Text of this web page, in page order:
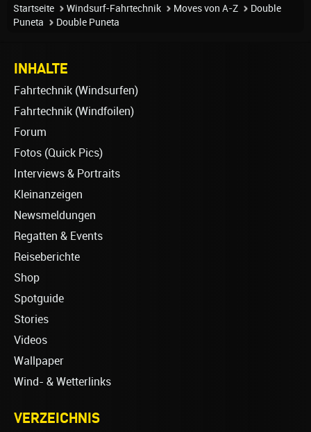
Startseite Windsurf-Fahrtechnik Moves von A-Z
Double
Puneta
Double Puneta
INHALTE
Fahrtechnik (Windsurfen)
Fahrtechnik (Windfoilen)
Forum
Fotos (Quick Pics)
Interviews & Portraits
Kleinanzeigen
Newsmeldungen
Regatten & Events
Reiseberichte
Shop
Spotguide
Stories
Videos
Wallpaper
Wind- & Wetterlinks
VERZEICHNIS